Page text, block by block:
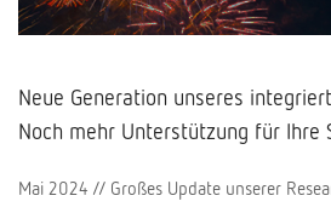
Neue Generation unseres
Noch mehr Unterstützung für Ihre
Mai 2024 // Großes Update unserer